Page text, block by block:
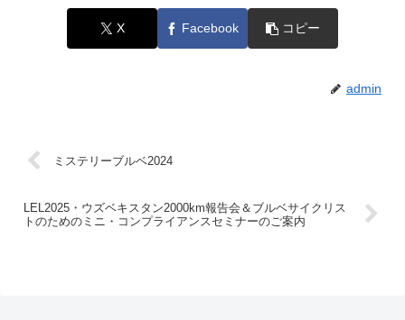
X Facebook コピー
admin
ミステリーブルベ2024
LEL2025・ウズベキスタン2000km報告会＆ブルベサイクリス
トのためのミニ・コンプライアンスセミナーのご案内